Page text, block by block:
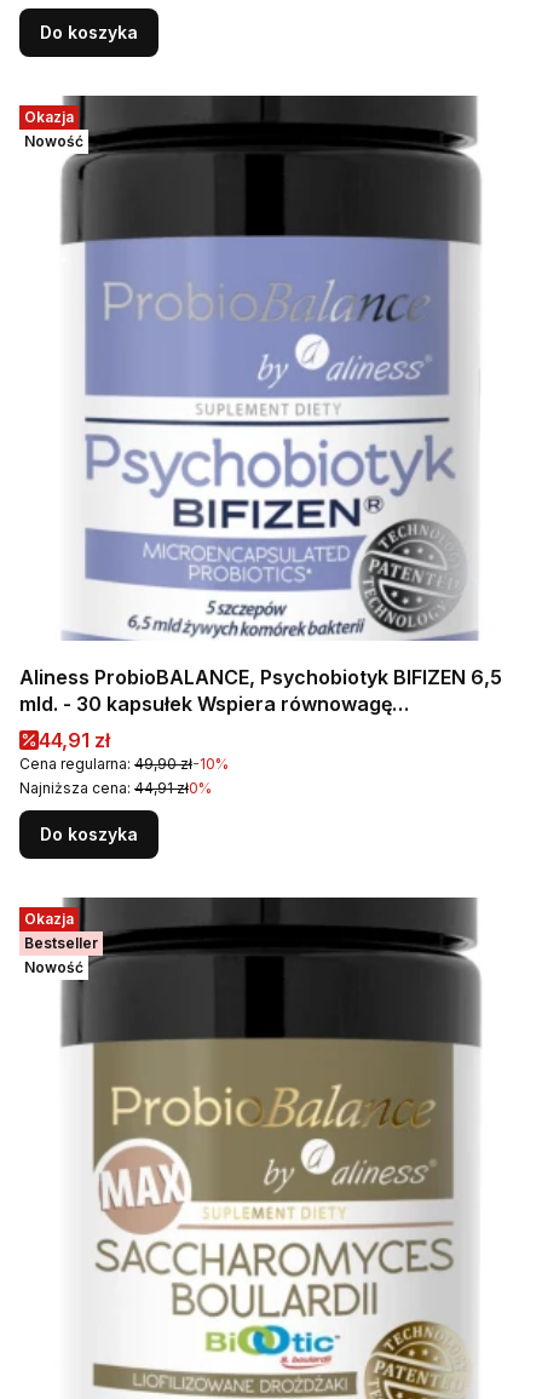
Do koszyka
Okazja
Nowość
Aliness ProbioBALANCE, Psychobiotyk BIFIZEN 6,5
mld. - 30 kapsułek Wspiera równowagę
mikrobiologiczną jelit oraz samopoczucie
psychiczne i jakość snu
Cena promocyjna
44,91 zł
Cena regularna: 49,90 zł-10%
Najniższa cena: 44,91 zł0%
Do koszyka
Okazja
Bestseller
Nowość